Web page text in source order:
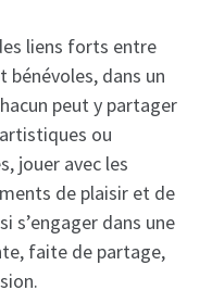
liens forts entre
dans un
peut y partager
ou
jouer avec les
de plaisir et de
s’engager dans une
faite de partage,